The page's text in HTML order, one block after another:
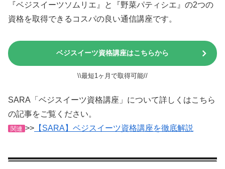
『ベジスイーツソムリエ』と『野菜パティシエ』の2つの
資格を取得できるコスパの良い通信講座です。
ベジスイーツ資格講座はこちらから
\\最短1ヶ月で取得可能//
SARA「ベジスイーツ資格講座」について詳しくはこちら
の記事をご覧ください。
関連 >> 【SARA】ベジスイーツ資格講座を徹底解説